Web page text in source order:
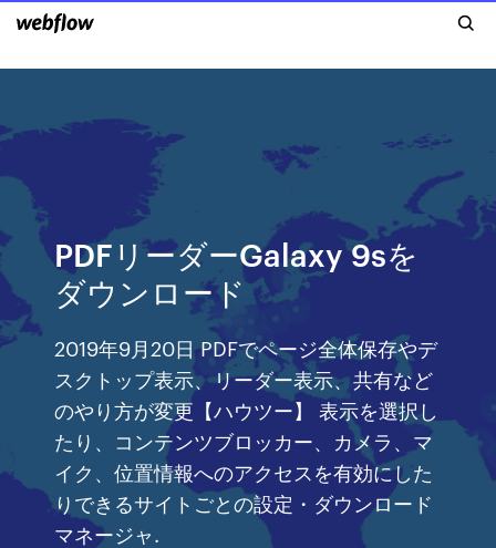
PDFリーダーGalaxy 9sを
ダウンロード
2019年9月20日 PDFでページ全体保存やデ
スクトップ表示、リーダー表示、共有など
のやり方が変更【ハウツー】 表示を選択し
たり、コンテンツブロッカー、カメラ、マ
イク、位置情報へのアクセスを有効にした
りできるサイトごとの設定・ダウンロード
マネージャ.